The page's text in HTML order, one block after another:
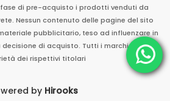
di pre-acquisto i prodotti venduti da
Nessun contenuto delle pagine del sito
pubblicitario, teso ad influenzare in
di acquisto. Tutti i marchi sono di
dei rispettivi titolari
by Hirooks